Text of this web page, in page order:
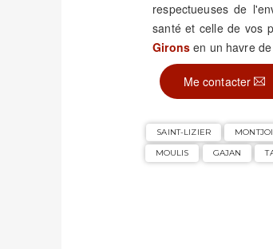
respectueuses de
santé et celle de vos
Girons en un havre
Me contacter
SAINT-LIZIER
MOULIS
GAJAN